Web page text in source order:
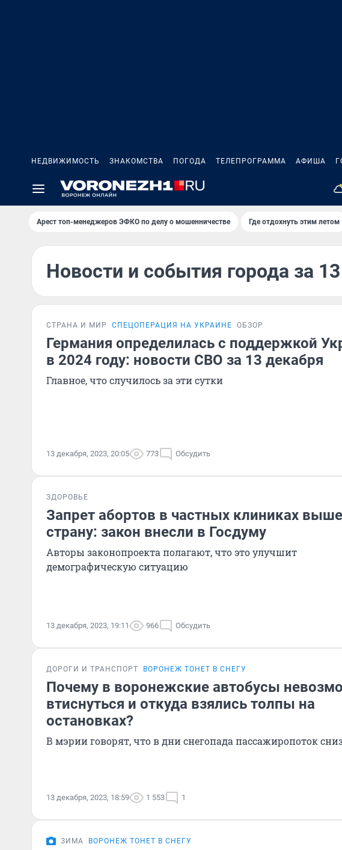
НЕДВИЖИМОСТЬ ЗНАКОМСТВА ПОГОДА ТЕЛЕПРОГРАММА АФИША
Арест топ-менеджеров ЭФКО по делу о мошенничестве Где отдохнуть этим летом
Новости и события города за
СТРАНА И МИР СПЕЦОПЕРАЦИЯ НА УКРАИНЕ ОБЗОР
Германия определилась с поддержкой
в 2024 году: новости СВО за 13 декабря
Главное, что случилось за эти сутки
13 декабря, 2023, 20:05 773 Обсудить
ЗДОРОВЬЕ
Запрет абортов в частных клиниках
страну: закон внесли в Госдуму
Авторы законопроекта полагают, что это улучшит
демографическую ситуацию
13 декабря, 2023, 19:11 966 Обсудить
ДОРОГИ И ТРАНСПОРТ ВОРОНЕЖ ТОНЕТ В СНЕГУ
Почему в воронежские автобусы
втиснуться и откуда взялись толпы на
остановках?
В мэрии говорят, что в дни снегопада пассажиропоток
13 декабря, 2023, 18:59 1 553 1
ЗИМА ВОРОНЕЖ ТОНЕТ В СНЕГУ